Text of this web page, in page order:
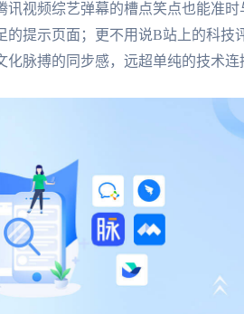
视频综艺弹幕的槽点笑点也能准时
提示页面；更不用说B站上的科技
脉搏的同步感，远超单纯的技术连